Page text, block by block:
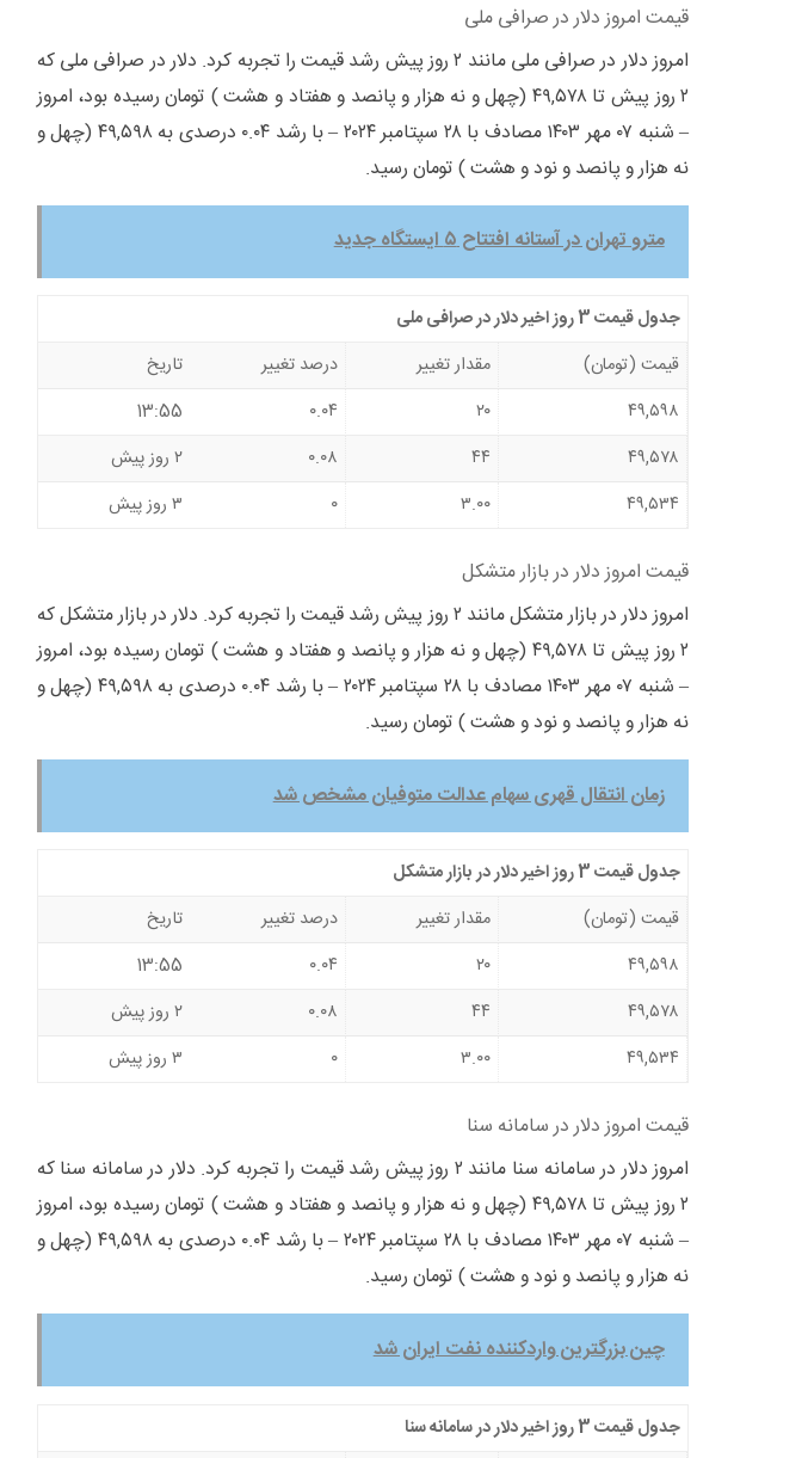
قیمت امروز دلار در صرافی ملی
امروز دلار در صرافی ملی مانند ۲ روز پیش رشد قیمت را تجربه کرد. دلار در صرافی ملی که
۲ روز پیش تا ۴۹,۵۷۸ (چهل و نه هزار و پانصد و هفتاد و هشت ) تومان رسیده بود، امروز
– شنبه ۰۷ مهر ۱۴۰۳ مصادف با ۲۸ سپتامبر ۲۰۲۴ – با رشد ۰.۰۴ درصدی به ۴۹,۵۹۸ (چهل و
نه هزار و پانصد و نود و هشت ) تومان رسید.
مترو تهران در آستانه افتتاح ۵ ایستگاه جدید
جدول قیمت 3 روز اخیر دلار در صرافی ملی
قیمت (تومان)
مقدار تغییر درصد تغییر
تاریخ
۴۹,۵۹۸
۲۰ ۰.۰۴
13:55
۴۹,۵۷۸
۴۴ ۰.۰۸
۲ روز پیش
۴۹,۵۳۴
۳.۰۰ ۰ ۳ روز پیش
قیمت امروز دلار در بازار متشکل
امروز دلار در بازار متشکل مانند ۲ روز پیش رشد قیمت را تجربه کرد. دلار در بازار متشکل که
۲ روز پیش تا ۴۹,۵۷۸ (چهل و نه هزار و پانصد و هفتاد و هشت ) تومان رسیده بود، امروز
– شنبه ۰۷ مهر ۱۴۰۳ مصادف با ۲۸ سپتامبر ۲۰۲۴ – با رشد ۰.۰۴ درصدی به ۴۹,۵۹۸ (چهل و
نه هزار و پانصد و نود و هشت ) تومان رسید.
زمان انتقال قهری سهام عدالت متوفیان مشخص شد
جدول قیمت 3 روز اخیر دلار در بازار متشکل
قیمت (تومان)
مقدار تغییر درصد تغییر
تاریخ
۴۹,۵۹۸
۲۰ ۰.۰۴
13:55
۴۹,۵۷۸
۴۴ ۰.۰۸
۲ روز پیش
۴۹,۵۳۴
۳.۰۰ ۰ ۳ روز پیش
قیمت امروز دلار در سامانه سنا
امروز دلار در سامانه سنا مانند ۲ روز پیش رشد قیمت را تجربه کرد. دلار در سامانه سنا که
۲ روز پیش تا ۴۹,۵۷۸ (چهل و نه هزار و پانصد و هفتاد و هشت ) تومان رسیده بود، امروز
– شنبه ۰۷ مهر ۱۴۰۳ مصادف با ۲۸ سپتامبر ۲۰۲۴ – با رشد ۰.۰۴ درصدی به ۴۹,۵۹۸ (چهل و
نه هزار و پانصد و نود و هشت ) تومان رسید.
چین بزرگترین واردکننده نفت ایران شد
جدول قیمت 3 روز اخیر دلار در سامانه سنا